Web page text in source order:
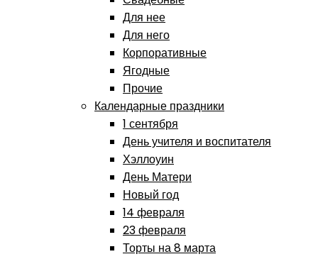
Для нее
Для него
Корпоративные
Ягодные
Прочие
Календарные праздники
1 сентября
День учителя и воспитателя
Хэллоуин
День Матери
Новый год
14 февраля
23 февраля
Торты на 8 марта